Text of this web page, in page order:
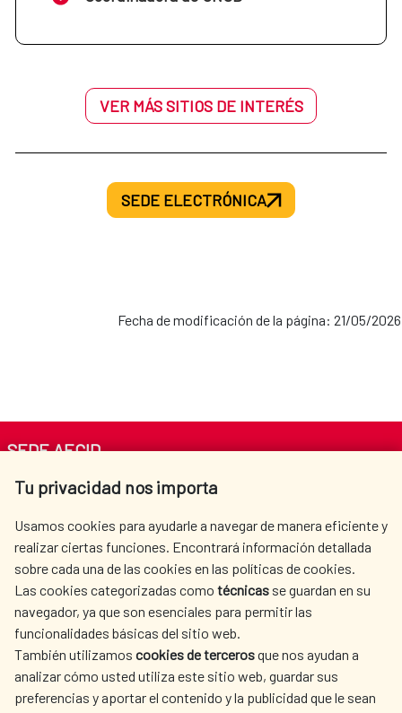
VER MÁS SITIOS DE INTERÉS
SEDE ELECTRÓNICA
Fecha de modificación de la página: 21/05/2026
Tu privacidad nos importa
Usamos cookies para ayudarle a navegar de manera eficiente y
realizar ciertas funciones. Encontrará información detallada
sobre cada una de las cookies en las políticas de cookies.
Las cookies categorizadas como técnicas se guardan en su
navegador, ya que son esenciales para permitir las
funcionalidades básicas del sitio web.
También utilizamos cookies de tercerosque nos ayudan a
analizar cómo usted utiliza este sitio web, guardar sus
preferencias y aportar el contenido y la publicidad que le sean
SEDE AECID
Av. Reyes Católicos 4 - 28040 Madrid
centro.informacion@aecid.es
LA AECID
DÓNDE COOPERAMOS
ACCIÓN HUMANITARIA
SALA DE PRENSA
CULTURA Y CIENCIA
BIBLIOTECA